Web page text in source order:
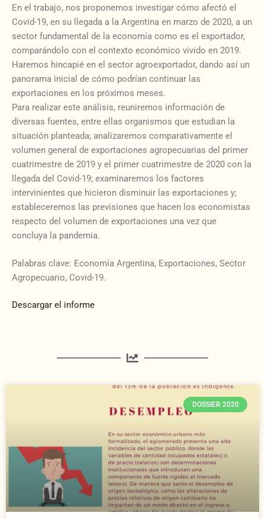
En el trabajo, nos proponemos investigar cómo afectó el
Covid-19, en su llegada a la Argentina en marzo de 2020, a un
sector fundamental de la economía como es el exportador,
comparándolo con el contexto económico vivido en 2019.
Haremos hincapié en el sector agroexportador, dando así un
panorama inicial de cómo podrían continuar las
exportaciones en los próximos meses.
Para realizar este análisis, reuniremos información de
diversas fuentes, entre ellas organismos que estudian la
situación planteada; analizaremos comparativamente el
volumen general de exportaciones agropecuarias del primer
cuatrimestre de 2019 y el primer cuatrimestre de 2020 con la
llegada del Covid-19; examinaremos los factores
intervinientes que hicieron disminuir las exportaciones y;
estableceremos las previsiones que hacen los economistas
respecto del volumen de exportaciones una vez que
concluya la pandemia.
Palabras clave: Economía Argentina, Exportaciones, Sector
Agropecuario, Covid-19.
Descargar el informe
DOSSIER 2020